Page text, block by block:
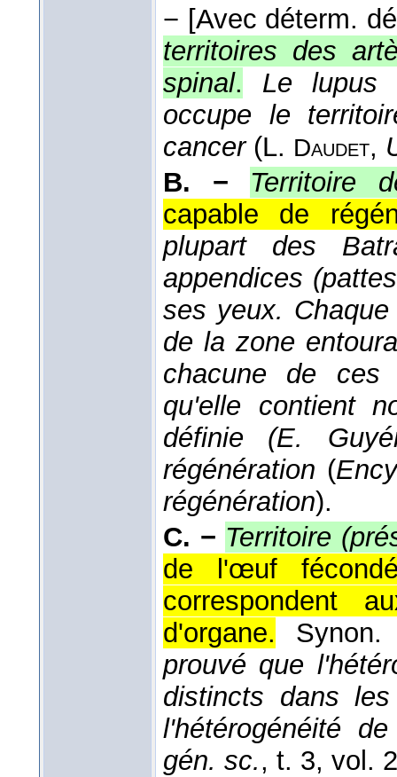
− [Avec déterm.
territoires des
spinal.
Le lupus
occupe le
cancer(L. Daudet,
B. −
Territoire
capable de
plupart des
appendices
ses yeux.
de la zone
chacune de ces
qu'elle contient
définie (E.
régénération (
régénération).
C. − Territoire
de l'œuf
correspondent
d'organe.
prouvé que
distincts dans
l'hétérogénéité
gén. sc., t. 3, vol. 2